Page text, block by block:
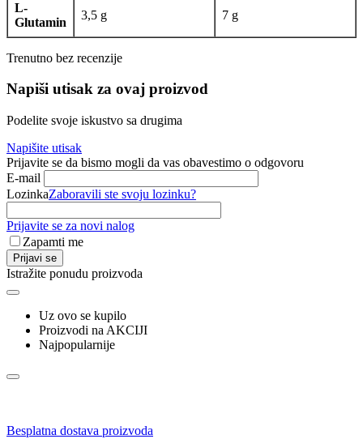
L-
Glutamin
3,5 g 7 g
Trenutno bez recenzije
Napiši utisak za ovaj proizvod
Podelite svoje iskustvo sa drugima
Napišite utisak
Prijavite se da bismo mogli da vas obavestimo o odgovoru
E-mail
LozinkaZaboravili ste svoju lozinku?
Prijavite se za novi nalog
Zapamti me
Prijavi se
Istražite ponudu proizvoda
Uz ovo se kupilo
Proizvodi na AKCIJI
Najpopularnije
Besplatna dostava proizvoda